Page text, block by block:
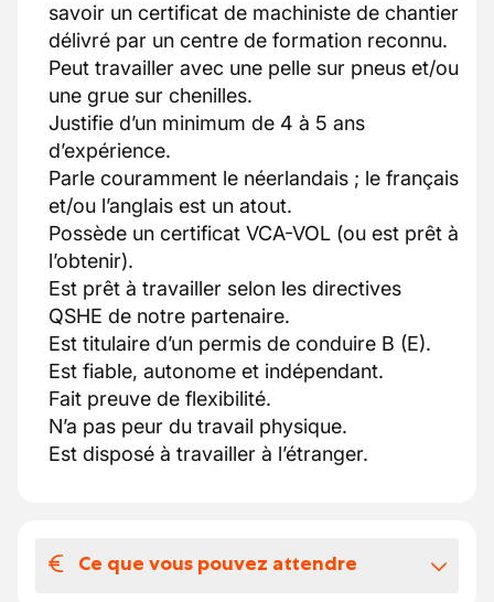
savoir un certificat de machiniste de chantier
délivré par un centre de formation reconnu.
Peut travailler avec une pelle sur pneus et/ou
une grue sur chenilles.
Justifie d’un minimum de 4 à 5 ans
d’expérience.
Parle couramment le néerlandais ; le français
et/ou l’anglais est un atout.
Possède un certificat VCA-VOL (ou est prêt à
l’obtenir).
Est prêt à travailler selon les directives
QSHE de notre partenaire.
Est titulaire d’un permis de conduire B (E).
Est fiable, autonome et indépendant.
Fait preuve de flexibilité.
N’a pas peur du travail physique.
Est disposé à travailler à l’étranger.
Ce que vous pouvez attendre